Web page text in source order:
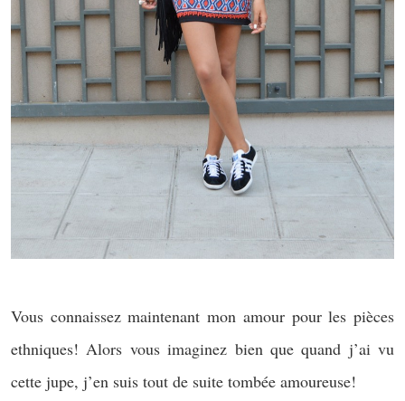
Vous connaissez maintenant mon amour pour les pièces
ethniques! Alors vous imaginez bien que quand j’ai vu
cette jupe, j’en suis tout de suite tombée amoureuse!